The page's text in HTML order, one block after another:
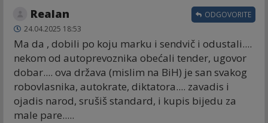
Realan
24.04.2025 18:53
Ma da , dobili po koju marku i sendvič i odustali....
nekom od autoprevoznika obećali tender, ugovor
dobar.... ova država (mislim na BiH) je san svakog
robovlasnika, autokrate, diktatora.... zavadis i
ojadis narod, srušiš standard, i kupis bijedu za
male pare.....
ODGOVORITE